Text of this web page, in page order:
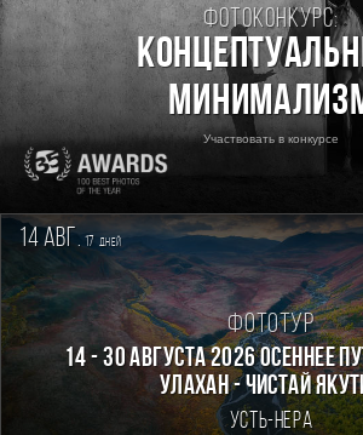
Фотоконкурс:
Участвовать в конкурсе
14 авг. 17 дней
Фототур
14 - 30 августа 2026 Осеннее
Улахан - Чистай
Усть-Нера